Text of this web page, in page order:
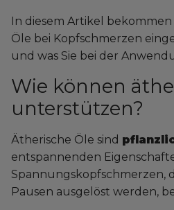
In diesem Artikel
Öle bei Kopfschmerzen
und was Sie bei der
Wie können
unterstützen?
Ätherische Öle sind
entspannenden
Spannungskopfschmerzen,
Pausen ausgelöst werden,